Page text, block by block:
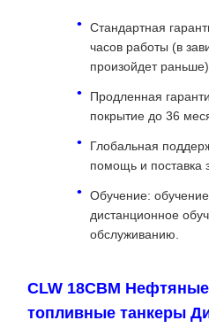
Стандартная
часов работы (в
произойдет
Продленная
покрытие до 36
Глобальная
помощь и поставка
Обучение:
дистанционное
обслуживанию.
CLW 18CBM
топливные танкеры